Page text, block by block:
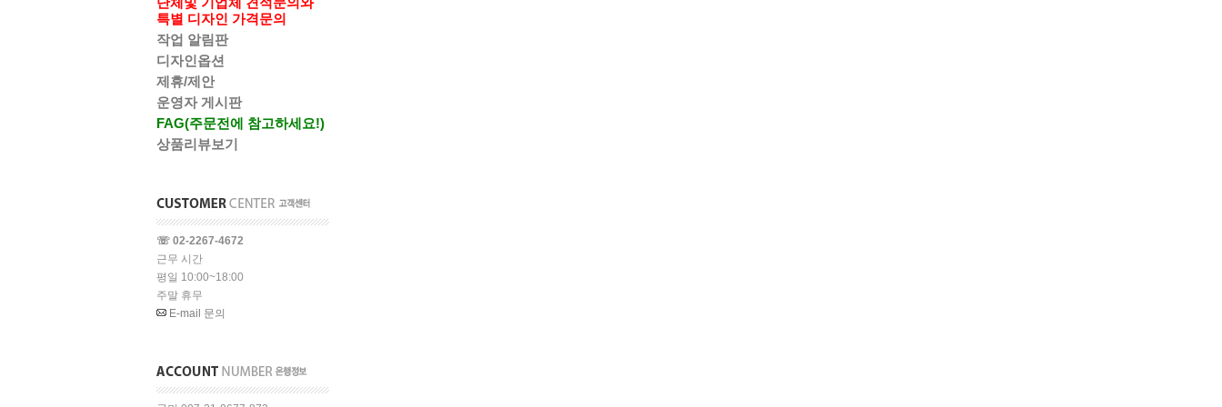
특별 디자인 가격문의
작업 알림판
디자인옵션
제휴/제안
운영자 게시판
FAG(주문전에 참고하세요!)
상품리뷰보기
☏ 02-2267-4672
근무 시간
평일 10:00~18:00
주말 휴무
E-mail 문의